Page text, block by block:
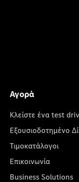
Αγορά
Κλείστε ένα test
Εξουσιοδοτημένο
Τιμοκατάλογοι
Επικοινωνία
Business Solutions